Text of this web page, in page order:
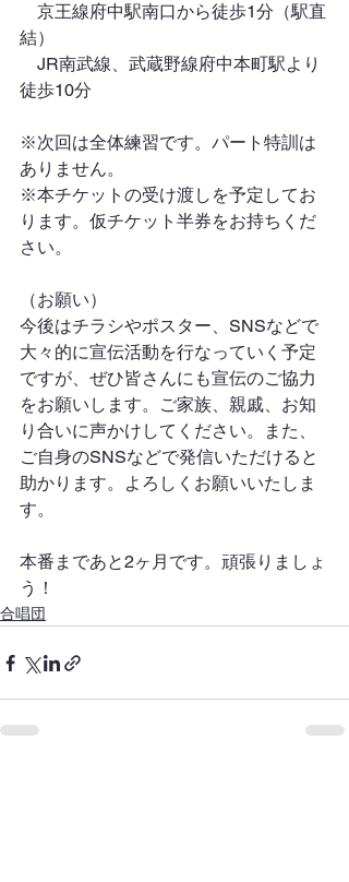
京王線府中駅南口から徒歩1分（駅直
結）
JR南武線、武蔵野線府中本町駅より
徒歩10分
※次回は全体練習です。パート特訓は
ありません。
※本チケットの受け渡しを予定してお
ります。仮チケット半券をお持ちくだ
さい。
（お願い）
今後はチラシやポスター、SNSなどで
大々的に宣伝活動を行なっていく予定
ですが、ぜひ皆さんにも宣伝のご協力
をお願いします。ご家族、親戚、お知
り合いに声かけしてください。また、
ご自身のSNSなどで発信いただけると
助かります。よろしくお願いいたしま
す。
本番まであと2ヶ月です。頑張りましょ
う！
合唱団